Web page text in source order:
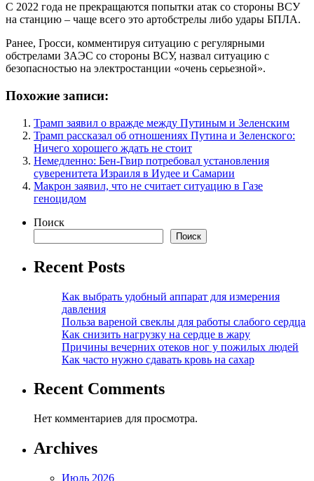
С 2022 года не прекращаются попытки атак со стороны ВСУ
на станцию – чаще всего это артобстрелы либо удары БПЛА.
Ранее, Гросси, комментируя ситуацию с регулярными
обстрелами ЗАЭС со стороны ВСУ, назвал ситуацию с
безопасностью на электростанции «очень серьезной».
Похожие записи:
Трамп заявил о вражде между Путиным и Зеленским
Трамп рассказал об отношениях Путина и Зеленского:
Ничего хорошего ждать не стоит
Немедленно: Бен-Гвир потребовал установления
суверенитета Израиля в Иудее и Самарии
Макрон заявил, что не считает ситуацию в Газе
геноцидом
Поиск
Поиск
Recent Posts
Как выбрать удобный аппарат для измерения
давления
Польза вареной свеклы для работы слабого сердца
Как снизить нагрузку на сердце в жару
Причины вечерних отеков ног у пожилых людей
Как часто нужно сдавать кровь на сахар
Recent Comments
Нет комментариев для просмотра.
Archives
Июль 2026